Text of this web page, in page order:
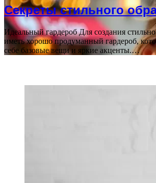
Секреты стильного
Идеальный гардероб Для создания
иметь хорошо продуманный гардероб,
себе базовые вещи и яркие акценты.…